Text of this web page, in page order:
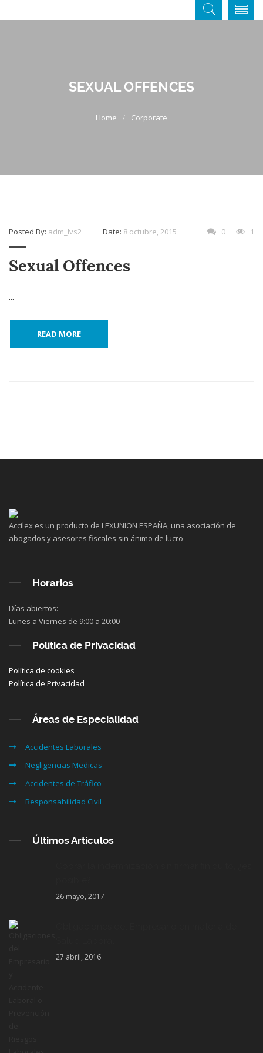
SEXUAL OFFENCES
Corporate
Posted By: adm_lvs2 Date: 8 octubre, 2015 0 1
Sexual Offences
...
READ MORE
Accilex es un producto de LEXUNION ESPAÑA, una asociación de
abogados y asesores fiscales sin ánimo de lucro
Horarios
Días abiertos:
Lunes a Viernes de 9:00 a 20:00
Política de Privacidad
Política de cookies
Política de Privacidad
Áreas de Especialidad
Accidentes Laborales
Negligencias Medicas
Accidentes de Tráfico
Responsabilidad Civil
Últimos Artículos
26 mayo, 2017
27 abril, 2016